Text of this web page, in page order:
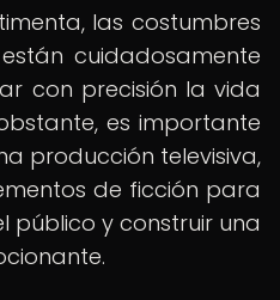
las costumbres
cuidadosamente
con precisión la vida
es importante
producción televisiva,
de ficción para
público y construir una